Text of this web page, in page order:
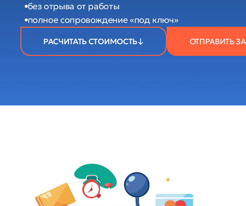
без отрыва от работы
полное сопровождение «под ключ»
РАСЧИТАТЬ СТОИМОСТЬ ОТПРАВИТЬ